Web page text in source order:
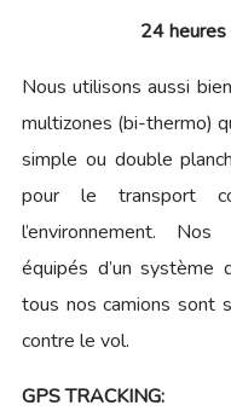
24
Nous utilisons aussi
multizones (bi-thermo)
simple ou double
pour le transport
l’environnement.
équipés d’un
tous nos camions sont
contre le vol.
GPS TRACKING: